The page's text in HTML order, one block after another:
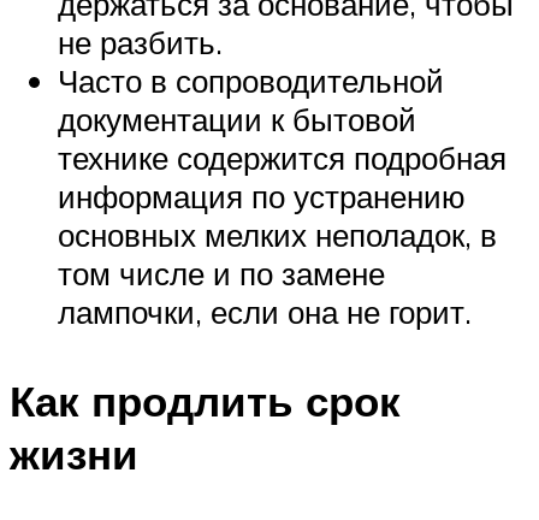
не разбить.
Часто в сопроводительной
документации к бытовой
технике содержится подробная
информация по устранению
основных мелких неполадок, в
том числе и по замене
лампочки, если она не горит.
Как продлить срок
жизни